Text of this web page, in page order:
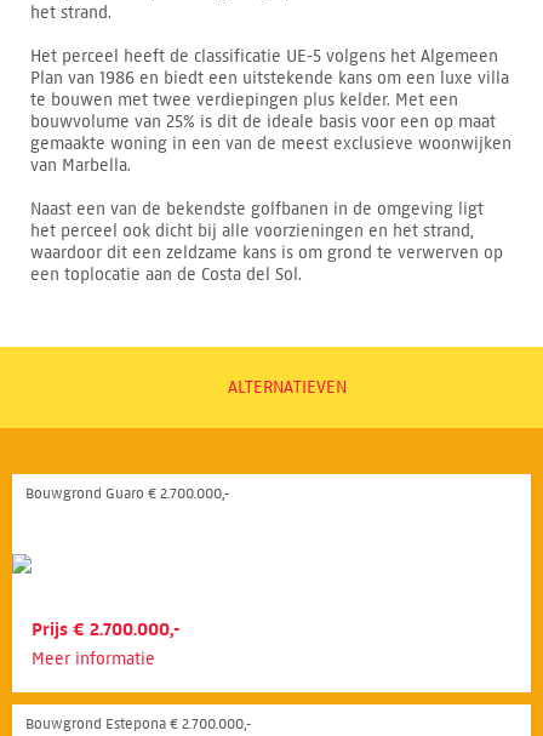
het strand.
Het perceel heeft de classificatie UE-5 volgens het Algemeen
Plan van 1986 en biedt een uitstekende kans om een luxe villa
te bouwen met twee verdiepingen plus kelder. Met een
bouwvolume van 25% is dit de ideale basis voor een op maat
gemaakte woning in een van de meest exclusieve woonwijken
van Marbella.
Naast een van de bekendste golfbanen in de omgeving ligt
het perceel ook dicht bij alle voorzieningen en het strand,
waardoor dit een zeldzame kans is om grond te verwerven op
een toplocatie aan de Costa del Sol.
ALTERNATIEVEN
Bouwgrond Guaro € 2.700.000,-
Prijs € 2.700.000,-
Meer informatie
Bouwgrond Estepona € 2.700.000,-